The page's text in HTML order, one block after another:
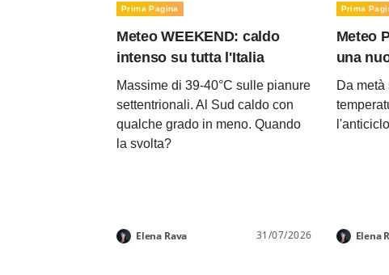
Prima Pagina
Meteo WEEKEND: caldo
intenso su tutta l'Italia
Massime di 39-40°C sulle pianure
settentrionali. Al Sud caldo con
qualche grado in meno. Quando
la svolta?
Elena Rava 31/07/2026
Prima
Meteo
una
Da
Elena